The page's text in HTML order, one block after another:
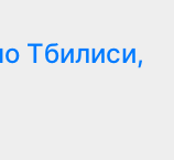
Тбилиси,